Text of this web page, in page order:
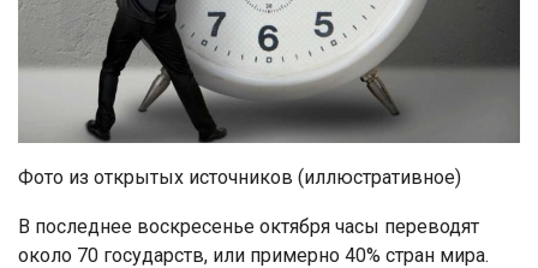
Фото из открытых источников (иллюстративное)
В последнее воскресенье октября часы переводят
около 70 государств, или примерно 40% стран мира.